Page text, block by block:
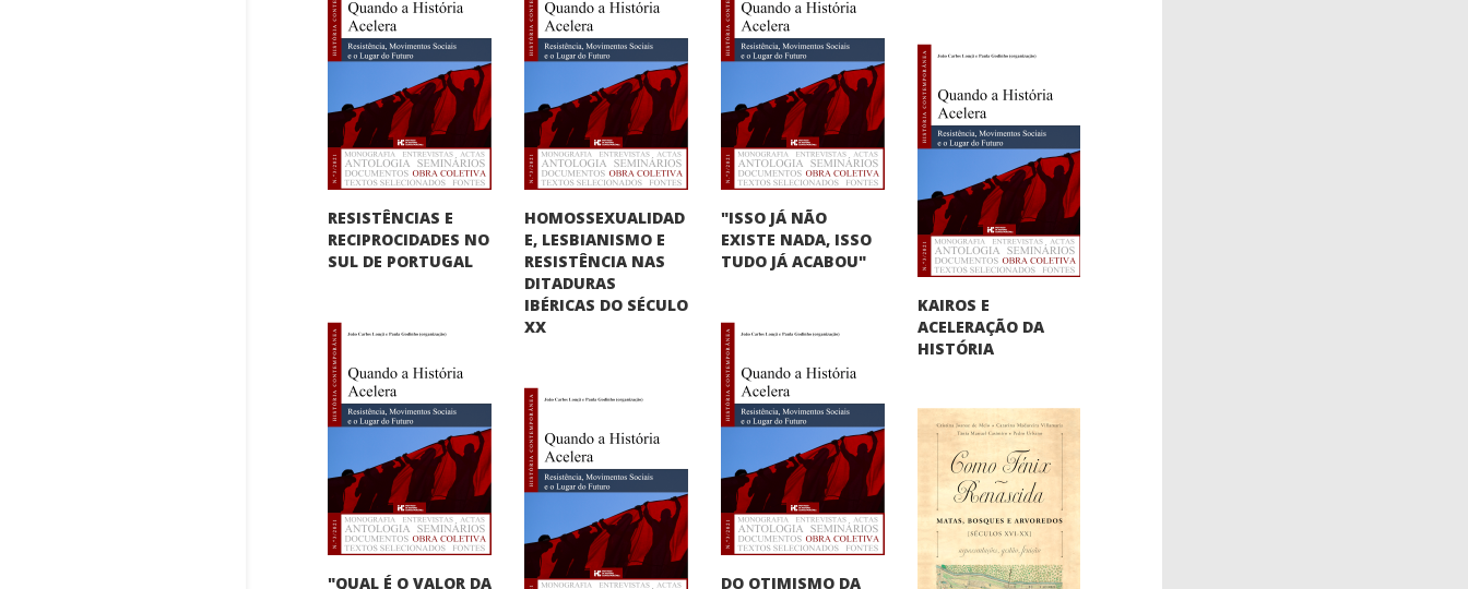
RESISTÊNCIAS E
RECIPROCIDADES NO
SUL DE PORTUGAL
HOMOSSEXUALIDAD
E, LESBIANISMO E
RESISTÊNCIA NAS
DITADURAS
IBÉRICAS DO SÉCULO
XX
"ISSO JÁ NÃO
EXISTE NADA, ISSO
TUDO JÁ ACABOU"
KAIROS E
ACELERAÇÃO DA
HISTÓRIA
"QUAL É O VALOR DA
DO OTIMISMO DA